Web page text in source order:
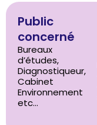
Public
concerné
Bureaux
d’études,
Diagnostiqueur,
Cabinet
Environnement
etc…